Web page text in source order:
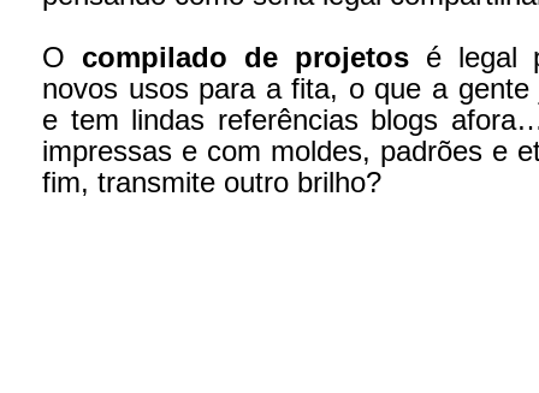
O compilado de projetosé legal
novos usos para a fita, o que a
e tem lindas referências blogs
impressas e com moldes, padrões e
fim, transmite outro brilho?